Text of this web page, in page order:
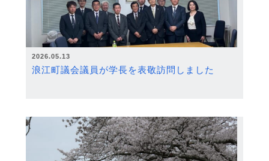
2026.05.13
浪江町議会議員が学長を表敬訪問しました